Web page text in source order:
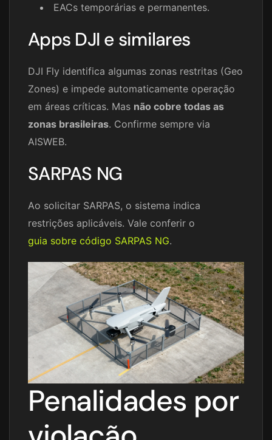
EACs temporárias e permanentes.
Apps DJI e similares
DJI Fly identifica algumas zonas restritas (Geo
Zones) e impede automaticamente operação
em áreas críticas. Mas não cobre todas as
zonas brasileiras. Confirme sempre via
AISWEB.
SARPAS NG
Ao solicitar SARPAS, o sistema indica
restrições aplicáveis. Vale conferir o
guia sobre código SARPAS NG.
Penalidades por